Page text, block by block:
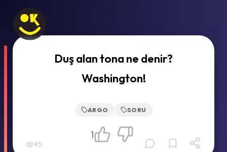
Duş alan tona ne denir?
Washington!
ARGO SORU
95
1